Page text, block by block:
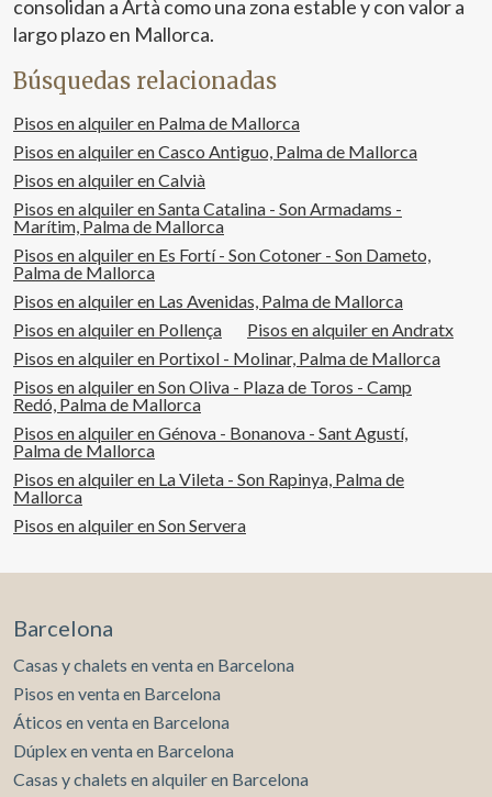
consolidan a Artà como una zona estable y con valor a
largo plazo en Mallorca.
Búsquedas relacionadas
Pisos en alquiler en Palma de Mallorca
Pisos en alquiler en Casco Antiguo, Palma de Mallorca
Pisos en alquiler en Calvià
Pisos en alquiler en Santa Catalina - Son Armadams -
Marítim, Palma de Mallorca
Pisos en alquiler en Es Fortí - Son Cotoner - Son Dameto,
Palma de Mallorca
Pisos en alquiler en Las Avenidas, Palma de Mallorca
Pisos en alquiler en Pollença
Pisos en alquiler en Andratx
Pisos en alquiler en Portixol - Molinar, Palma de Mallorca
Pisos en alquiler en Son Oliva - Plaza de Toros - Camp
Redó, Palma de Mallorca
Pisos en alquiler en Génova - Bonanova - Sant Agustí,
Palma de Mallorca
Pisos en alquiler en La Vileta - Son Rapinya, Palma de
Mallorca
Pisos en alquiler en Son Servera
Barcelona
Casas y chalets en venta en Barcelona
Pisos en venta en Barcelona
Áticos en venta en Barcelona
Dúplex en venta en Barcelona
Casas y chalets en alquiler en Barcelona